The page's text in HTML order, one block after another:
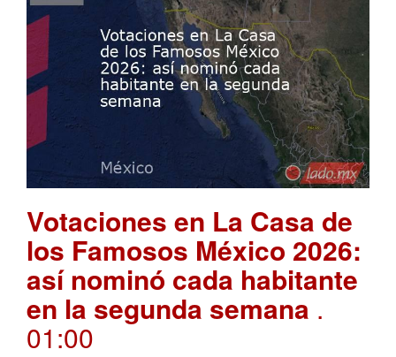
Votaciones en La Casa de
los Famosos México 2026:
así nominó cada habitante
en la segunda semana .
01:00